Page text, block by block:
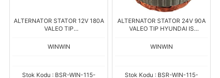
ALTERNATOR STATOR 12V 180A
VALEO TIP
DIS:137 İÇ:106 KALINLIK.35
WINWIN
Stok Kodu : BSR-WIN-115-
ALTERNATOR STATOR 24V 90A
VALEO TIP HYUNDAI IS
KALINLIK.34 ALT1702
WINWIN
Stok Kodu : BSR-WIN-115-